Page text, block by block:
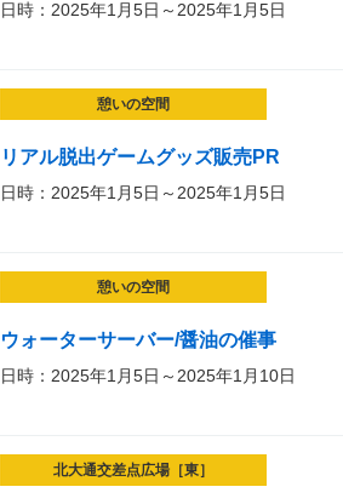
日時：2025年1月5日～2025年1月5日
憩いの空間
リアル脱出ゲームグッズ販売PR
日時：2025年1月5日～2025年1月5日
憩いの空間
ウォーターサーバー/醤油の催事
日時：2025年1月5日～2025年1月10日
北大通交差点広場［東］